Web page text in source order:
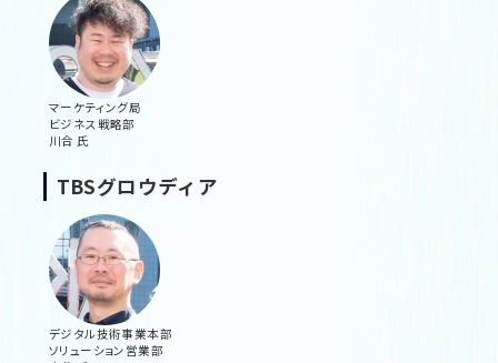
マーケティング局
ビジネス戦略部
川合 氏
TBSグロウディア
デジタル技術事業本部
ソリューション営業部